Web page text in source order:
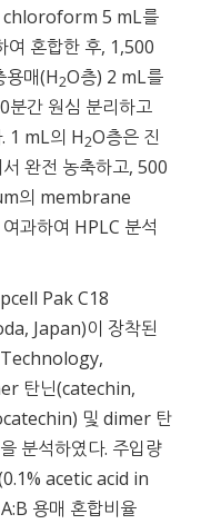
chloroform 5 mL를
여 혼합한 후, 1,500
용매(H2O층) 2 mL를
간 원심 분리하고
1 mL의 H2O층은 진
완전 농축하고, 500
의 membrane
하여 HPLC 분석
Pak C18
Japan)이 장착된
탄닌(catechin,
및 dimer 탄
분석하였다. 주입량
acetic acid in
용매 혼합비율